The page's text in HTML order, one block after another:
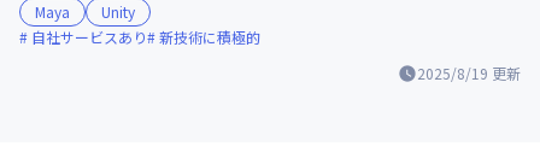
2025/8/19 更新
Maya
Unity
自社サービスあり
新技術に積極的